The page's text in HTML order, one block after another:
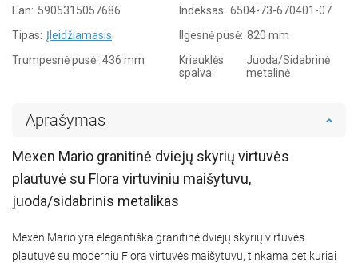
Ean: 5905315057686 Indeksas: 6504-73-670401-07
Tipas: Įleidžiamasis Ilgesnė pusė: 820 mm
Trumpesnė pusė: 436 mm
Kriauklės
spalva:
Juoda/Sidabrinė
metalinė
Aprašymas
Mexen Mario granitinė dviejų skyrių virtuvės
plautuvė su Flora virtuviniu maišytuvu,
juoda/sidabrinis metalikas
Mexen Mario yra elegantiška granitinė dviejų skyrių virtuvės
plautuvė su moderniu Flora virtuvės maišytuvu, tinkama bet kuriai